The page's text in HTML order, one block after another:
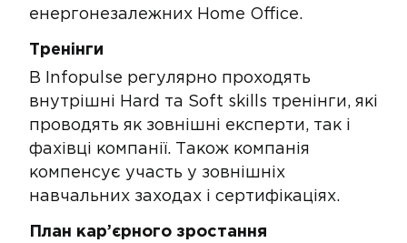
енергонезалежних Home Office​.
Тренінги
​В Infopulse регулярно проходять
внутрішні Hard та Soft skills тренінги, які
проводять як зовнішні експерти, так і
фахівці компанії. Також компанія
компенсує участь у зовнішніх
навчальних заходах і сертифікаціях.
План кар’єрного зростання​